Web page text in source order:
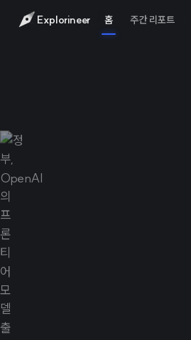
Explorineer 홈 주간 리포트